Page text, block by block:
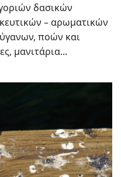
δασικών
– αρωματικών
ποών και
μανιτάρια...